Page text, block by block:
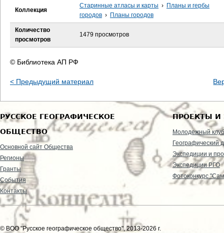
Коллекция
Старинные атласы и карты › Планы и гербы
городов › Планы городов
Количество
просмотров
1479 просмотров
© Библиотека АП РФ
< Предыдущий материал
РУССКОЕ ГЕОГРАФИЧЕСКОЕ
ОБЩЕСТВО
Основной сайт Общества
Регионы
Гранты
События
Контакты
ПРОЕКТЫ И
Молодежный клуб
Географический
Экспедиции и
Экспедиции РГО
Фотоконкурс
© ВОО "Русское географическое общество", 2013-2026 г.